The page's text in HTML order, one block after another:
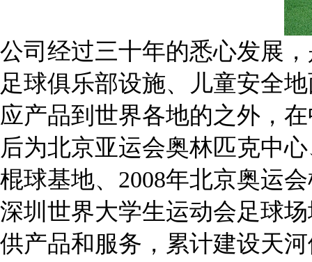
公司经过三十年的悉心发展
足球俱乐部设施、儿童安全
应产品到世界各地的之外，
后为北京亚运会奥林匹克中
棍球基地、2008年北京奥运
深圳世界大学生运动会足球
供产品和服务，累计建设天